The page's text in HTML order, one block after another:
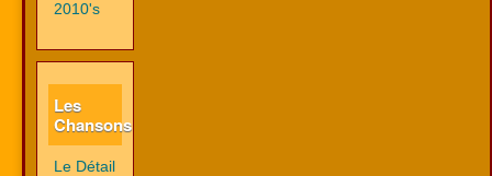
2010's
Les
Chansons
Le Détail